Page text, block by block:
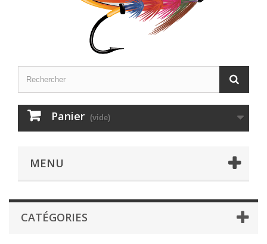
Panier (vide)
MENU
CATÉGORIES